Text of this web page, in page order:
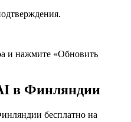
и нажмите «Обновить
в Финляндии
бесплатно на